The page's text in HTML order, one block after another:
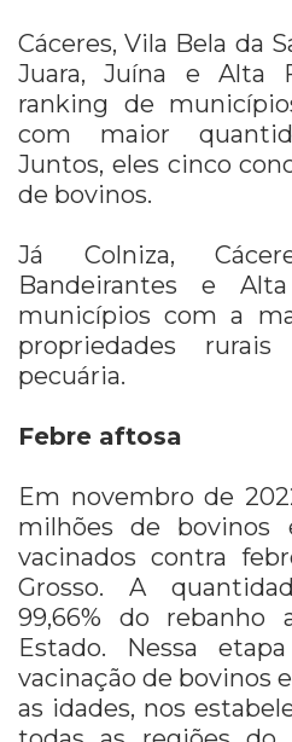
Cáceres, Vila Bela da
Juara, Juína e Alta
ranking de
com maior
Juntos, eles cinco
de bovinos.
Já Colniza,
Bandeirantes e
municípios com a
propriedades
pecuária.
Febre aftosa
Em novembro de
milhões de bovinos
vacinados contra
Grosso. A
99,66% do rebanho
Estado. Nessa
vacinação de bovinos
as idades, nos